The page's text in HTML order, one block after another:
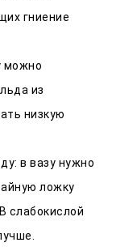
гниение
можно
из
низкую
в вазу нужно
ложку
слабокислой